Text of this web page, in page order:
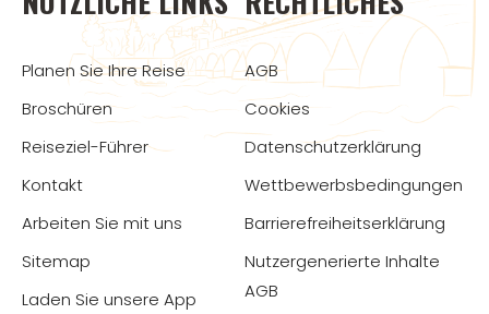
Planen Sie Ihre Reise
Broschüren
Reiseziel-Führer
Kontakt
Arbeiten Sie mit uns
Sitemap
Laden Sie unsere App
AGB
Cookies
Datenschutzerklärung
Wettbewerbsbedingungen
Barrierefreiheitserklärung
Nutzergenerierte Inhalte
AGB